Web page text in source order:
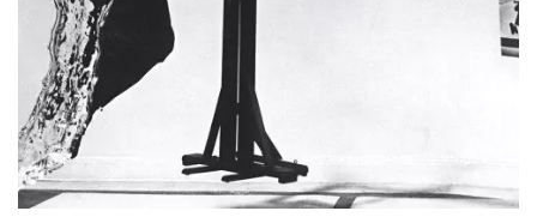
Se connecter